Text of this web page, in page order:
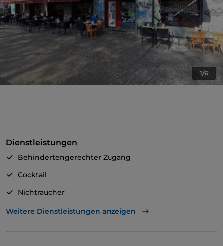
1/6
Dienstleistungen
Behindertengerechter Zugang
Cocktail
Nichtraucher
Tische im Außenbereich
Weitere Dienstleistungen anzeigen